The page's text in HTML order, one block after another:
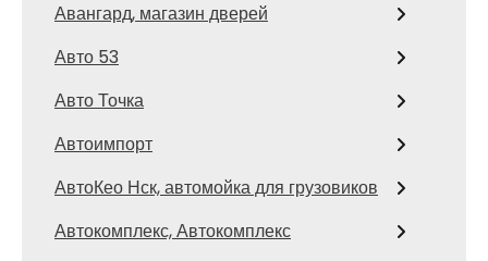
Авангард, магазин дверей
Авто 53
Авто Точка
Автоимпорт
АвтоКео Нск, автомойка для грузовиков
Автокомплекс, Автокомплекс